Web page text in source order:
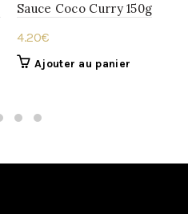
Sauce Coco Curry 150g
4.20€
Ajouter au panier